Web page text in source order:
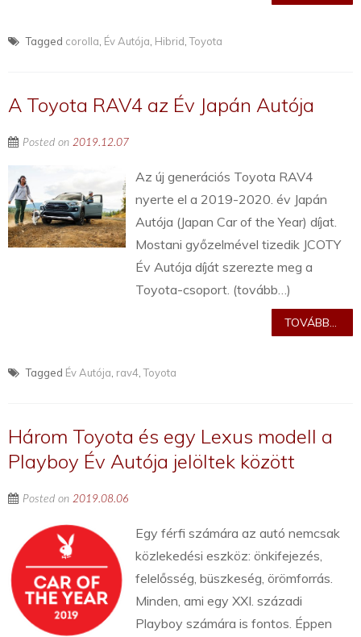
Tagged corolla Év Autója Hibrid ,Toyota
A Toyota RAV4 az Év Japán Autója
Posted on 2019.12.07
Az új generációs Toyota RAV4
nyerte el a 2019-2020. év Japán
Autója (Japan Car of the Year) díjat.
Mostani győzelmével tizedik JCOTY
Év Autója díját szerezte meg a
Toyota-csoport. (tovább…)
TOVÁBB...
Tagged Év Autója rav4 ,Toyota
Három Toyota és egy Lexus modell a
Playboy Év Autója jelöltek között
Posted on 2019.08.06
Egy férfi számára az autó nemcsak
közlekedési eszköz: önkifejezés,
felelősség, büszkeség, örömforrás.
Minden, ami egy XXI. századi
Playboy számára is fontos. Éppen